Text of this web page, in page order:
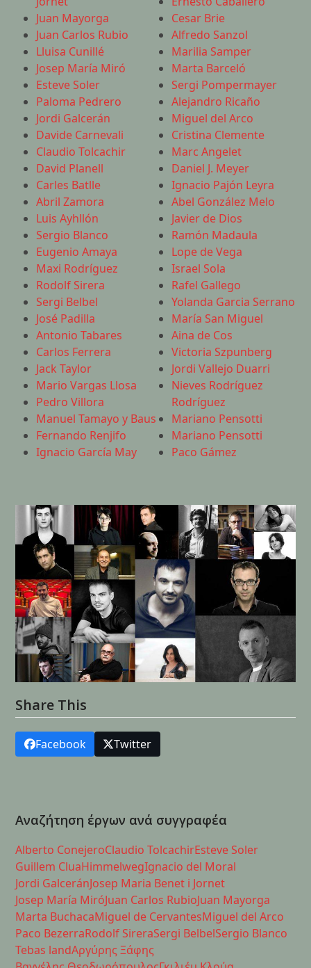
Juan Mayorga
Juan Carlos Rubio
Lluisa Cunillé
Josep María Miró
Esteve Soler
Paloma Pedrero
Jordi Galcerán
Davide Carnevali
Claudio Tolcachir
David Planell
Carles Batlle
Abril Zamora
Luis Ayhllón
Sergio Blanco
Eugenio Amaya
Maxi Rodríguez
Rodolf Sirera
Sergi Belbel
José Padilla
Antonio Tabares
Carlos Ferrera
Jack Taylor
Mario Vargas Llosa
Pedro Villora
Manuel Tamayo y Baus
Fernando Renjifo
Ignacio García May
Cesar Brie
Alfredo Sanzol
Marilia Samper
Marta Barceló
Sergi Pompermayer
Alejandro Ricaño
Miguel del Arco
Cristina Clemente
Marc Angelet
Daniel J. Meyer
Ignacio Pajón Leyra
Abel González Melo
Javier de Dios
Ramón Madaula
Lope de Vega
Israel Sola
Rafel Gallego
Yolanda Garcia Serrano
María San Miguel
Aina de Cos
Victoria Szpunberg
Jordi Vallejo Duarri
Nieves Rodríguez
Rodríguez
Mariano Pensotti
Mariano Pensotti
Paco Gámez
Share This
Facebook Twitter
Αναζήτηση έργων ανά συγγραφέα
Alberto ConejeroClaudio TolcachirEsteve Soler
Guillem CluaHimmelwegIgnacio del Moral
Jordi GalceránJosep Maria Benet i Jornet
Josep María MiróJuan Carlos RubioJuan Mayorga
Marta BuchacaMiguel de CervantesMiguel del Arco
Paco BezerraRodolf SireraSergi BelbelSergio Blanco
Tebas landΑργύρης Ξάφης